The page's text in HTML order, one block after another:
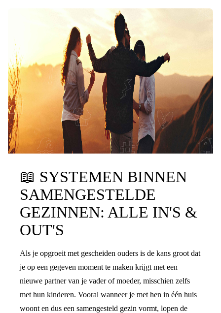
📖 SYSTEMEN BINNEN
SAMENGESTELDE
GEZINNEN: ALLE IN'S &
OUT'S
Als je opgroeit met gescheiden ouders is de kans groot dat
je op een gegeven moment te maken krijgt met een
nieuwe partner van je vader of moeder, misschien zelfs
met hun kinderen. Vooral wanneer je met hen in één huis
woont en dus een samengesteld gezin vormt, lopen de